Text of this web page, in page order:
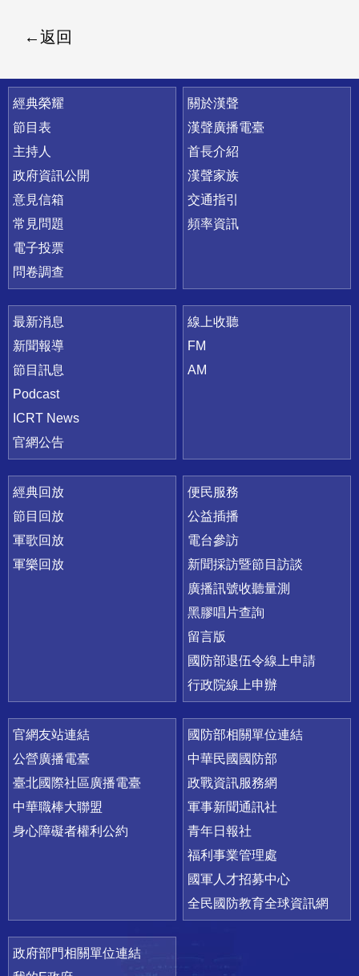
返回
快速連結
經典榮耀
節目表
主持人
政府資訊公開
意見信箱
常見問題
電子投票
問卷調查
關於漢聲
漢聲廣播電臺
首長介紹
漢聲家族
交通指引
頻率資訊
最新消息
新聞報導
節目訊息
Podcast
ICRT News
官網公告
線上收聽
FM
AM
經典回放
節目回放
軍歌回放
軍樂回放
便民服務
公益插播
電台參訪
新聞採訪暨節目訪談
廣播訊號收聽量測
黑膠唱片查詢
留言版
國防部退伍令線上申請
行政院線上申辦
官網友站連結
公營廣播電臺
臺北國際社區廣播電臺
中華職棒大聯盟
身心障礙者權利公約
國防部相關單位連結
中華民國國防部
政戰資訊服務網
軍事新聞通訊社
青年日報社
福利事業管理處
國軍人才招募中心
全民國防教育全球資訊網
政府部門相關單位連結